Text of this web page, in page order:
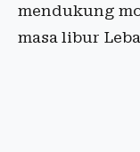
mendukung
masa libur